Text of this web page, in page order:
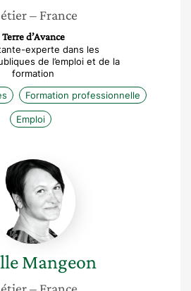
– France
Terre d’Avance
experte dans les
de l’emploi et de la
formation
Formation professionnelle
Emploi
Gaelle
Mangeon
Mangeon